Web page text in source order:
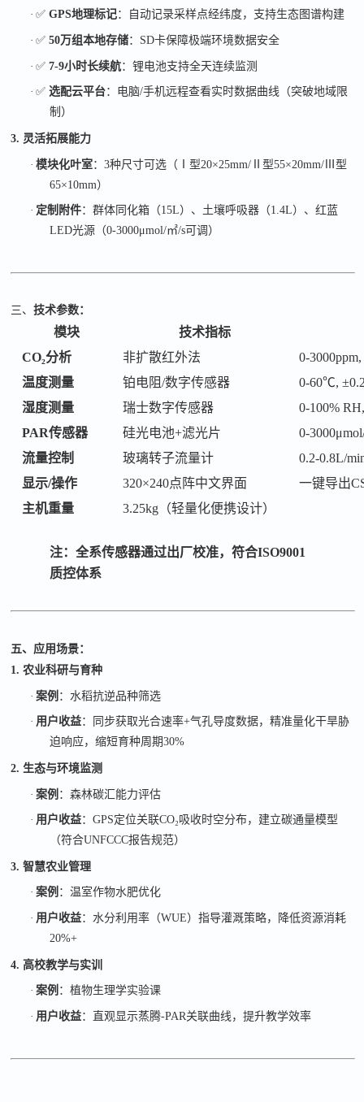
·✅GPS地理标记：自动记录采样点经纬度，支持生态图谱构建
·✅50万组本地存储： SD卡保障极端环境数据安全
·✅7-9小时长续航：锂电池支持全天连续监测
·✅选配云平台：电脑/手机远程查看实时数据曲线（突破地域限
制）
3. 灵活拓展能力
·模块化叶室：3种尺寸可选（ 型20×25mm/Ⅱ 型55×20mm/Ⅲ 型
65×10mm）
· 定制附件：群体同化箱（15L）、土壤呼吸器（1.4L）、红蓝
LED光源（0-3000μmol/㎡/s可调）
三、技术参数：
模块
技术指标
CO₂分析
非扩散红外法
0-
温度测量
铂电阻/数字传感器
0-60℃,
湿度测量
瑞士数字传感器
0-100%
PAR传感器
硅光电池+滤光片
0-
流量控制
玻璃转子流量计
0.2-0.8L/
显示/操作 320×240点阵中文界面 一键导出
主机重量
3.25kg（轻量化便携设计）
注：全系传感器通过出厂校准，符合ISO9001
质控体系
五、应用场景：
1. 农业科研与育种
·案例 ：水稻抗逆品种筛选
· 用户收益：同步获取光合速率+气孔导度数据，精准量化干旱胁
迫响应，缩短育种周期30%
2. 生态与环境监测
·案例 ：森林碳汇能力评估
· 用户收益：GPS定位关联CO₂吸收时空分布，建立碳通量模型
（符合UNFCCC报告规范）
3. 智慧农业管理
·案例 ：温室作物水肥优化
· 用户收益：水分利用率（WUE）指导灌溉策略，降低资源消耗
20%+
4. 高校教学与实训
·案例 ：植物生理学实验课
· 用户收益：直观显示蒸腾-PAR关联曲线，提升教学效率